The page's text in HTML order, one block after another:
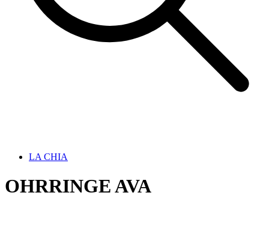
LA CHIA
OHRRINGE AVA